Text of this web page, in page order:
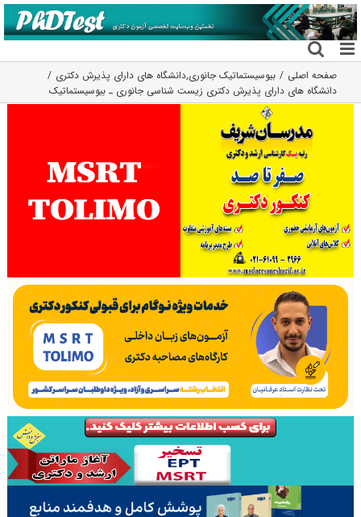
رفتن
به
محتوا
صفحه اصلی بیوسیستماتیک جانوری,دانشگاه های دارای پذیرش دکتری
دانشگاه های دارای پذیرش دکتری زیست شناسی ﺟﺎﻧﻮری ـ ﺑﻴﻮسیستماتیک